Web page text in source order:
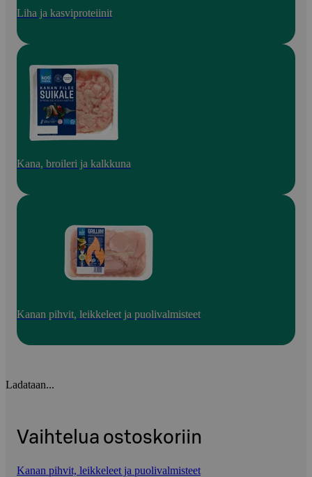
Liha ja kasviproteiinit
Kana, broileri ja kalkkuna
Kanan pihvit, leikkeleet ja puolivalmisteet
Ladataan...
Vaihtelua ostoskoriin
Kanan pihvit, leikkeleet ja puolivalmisteet